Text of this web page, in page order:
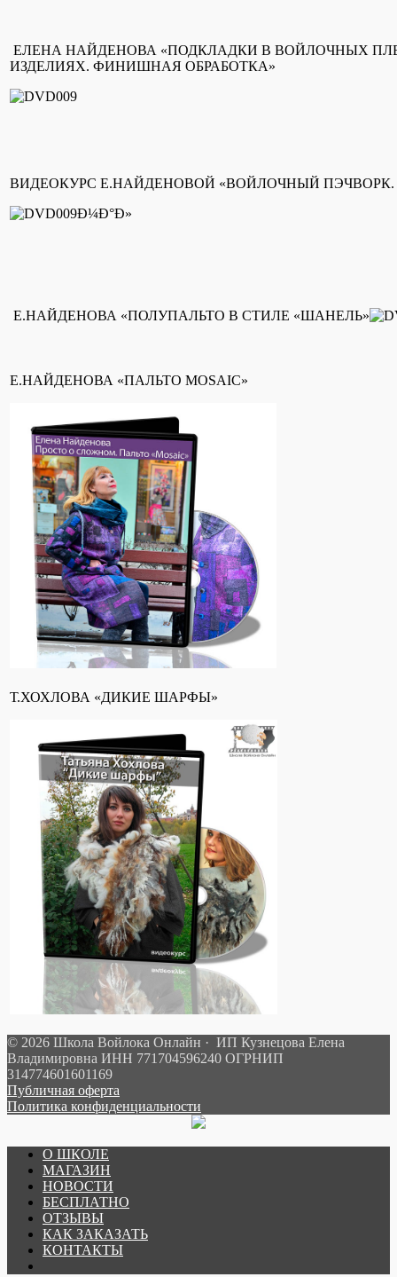
ЕЛЕНА НАЙДЕНОВА «ПОДКЛАДКИ В ВОЙЛОЧНЫХ
ИЗДЕЛИЯХ. ФИНИШНАЯ ОБРАБОТКА»
ВИДЕОКУРС Е.НАЙДЕНОВОЙ «ВОЙЛОЧНЫЙ ПЭЧВОРК.
Е.НАЙДЕНОВА «ПОЛУПАЛЬТО В СТИЛЕ «ШАНЕЛЬ»
Е.НАЙДЕНОВА «ПАЛЬТО MOSAIC»
Т.ХОХЛОВА «ДИКИЕ ШАРФЫ»
© 2026 Школа Войлока Онлайн · ИП Кузнецова Елена
Владимировна ИНН 771704596240 ОГРНИП
314774601601169
Публичная оферта
Политика конфиденциальности
О ШКОЛЕ
МАГАЗИН
НОВОСТИ
БЕСПЛАТНО
ОТЗЫВЫ
КАК ЗАКАЗАТЬ
КОНТАКТЫ